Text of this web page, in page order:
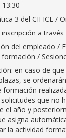
13:30
3 del CIFICE /
a través
del empleado /
/
en caso de
se
formación
que no
el año y
asigna
la actividad